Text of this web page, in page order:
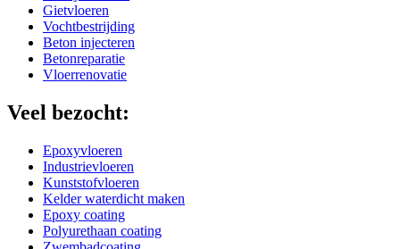
Gietvloeren
Vochtbestrijding
Beton injecteren
Betonreparatie
Vloerrenovatie
Veel bezocht:
Epoxyvloeren
Industrievloeren
Kunststofvloeren
Kelder waterdicht maken
Epoxy coating
Polyurethaan coating